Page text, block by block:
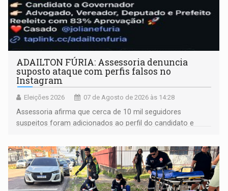
ADAILTON FÚRIA: Assessoria denuncia
suposto ataque com perfis falsos no
Instagram
Eleições 2026 07 de Agosto de 2026 às 14:28
Assessoria afirma que cerca de 10 mil seguidores
suspeitos foram adicionados ao perfil do candidato e
remover as contas